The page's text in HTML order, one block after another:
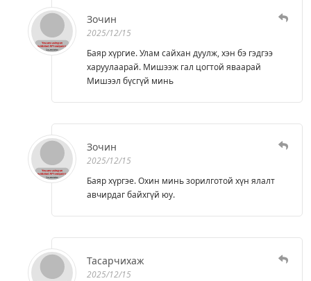
Зочин
2025/12/15
Баяр хүргие. Улам сайхан дуулж, хэн бэ гэдгээ
харуулаарай. Мишээж гал цогтой яваарай
Мишээл бүсгүй минь
Зочин
2025/12/15
Баяр хүргэе. Охин минь зорилготой хүн ялалт
авчирдаг байхгүй юу.
Тасарчихаж
2025/12/15